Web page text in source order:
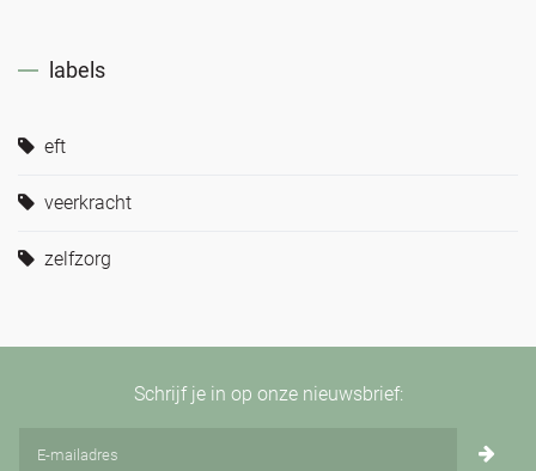
labels
eft
veerkracht
zelfzorg
Schrijf je in op onze nieuwsbrief: